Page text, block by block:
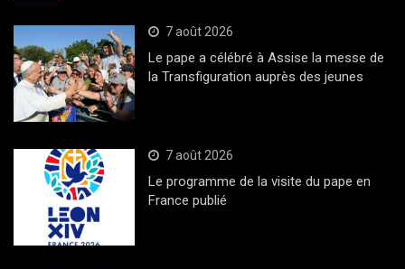
7 août 2026
Le pape a célébré à Assise la messe de
la Transfiguration auprès des jeunes
7 août 2026
Le programme de la visite du pape en
France publié